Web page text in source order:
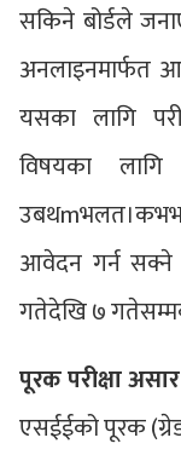
सकिने बोर्डले
अनलाइनमार्फत
यसका लागि
विषयका
आवेदन गर्न सक्ने
गतेदेखि ७
पूरक परीक्षा
एसईईको पूरक